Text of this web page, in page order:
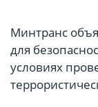
Минтранс
для
условиях